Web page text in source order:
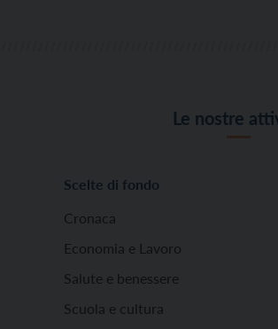
Le nostre
Scelte di fondo
Cronaca
Economia e Lavoro
Salute e benessere
Scuola e cultura